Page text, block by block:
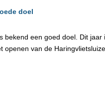
doel
bekend een goed doel. Dit jaar
van de